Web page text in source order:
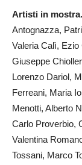
Artisti in mostra.
Antognazza,
Valeria Calì,
Giuseppe
Lorenzo Dariol,
Ferreani, Maria
Menotti, Alberto
Carlo Proverbio,
Valentina
Tossani, Marco